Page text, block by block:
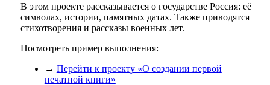
В этом проекте рассказывается о государстве Россия: её
символах, истории, памятных датах. Также приводятся
стихотворения и рассказы военных лет.
Посмотреть пример выполнения:
→ Перейти к проекту «О создании первой
печатной книги»